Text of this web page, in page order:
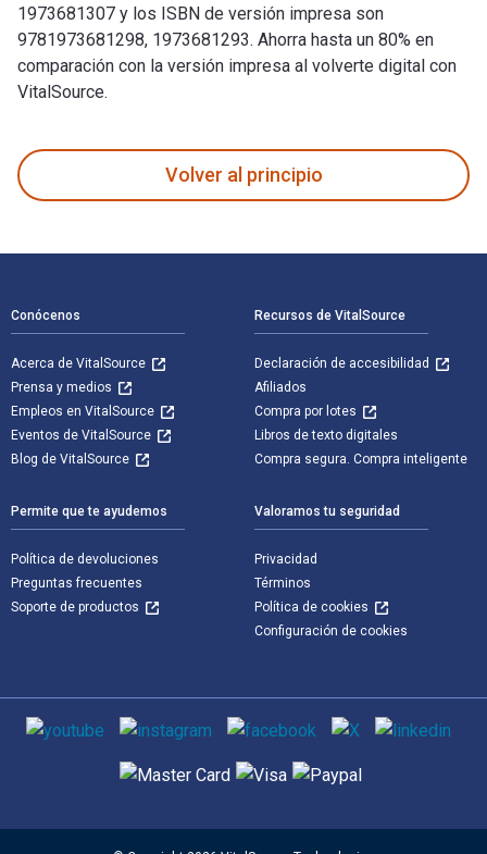
1973681307 y los ISBN de versión impresa son
9781973681298, 1973681293. Ahorra hasta un 80% en
comparación con la versión impresa al volverte digital con
VitalSource.
Volver al principio
Conócenos
Acerca de VitalSource
Prensa y medios
Empleos en VitalSource
Eventos de VitalSource
Blog de VitalSource
Recursos de VitalSource
Declaración de accesibilidad
Afiliados
Compra por lotes
Libros de texto digitales
Compra segura. Compra inteligente
Permite que te ayudemos
Política de devoluciones
Preguntas frecuentes
Soporte de productos
Valoramos tu seguridad
Privacidad
Términos
Política de cookies
Configuración de cookies
Medios de comunicación social
Métodos de pago admitidos